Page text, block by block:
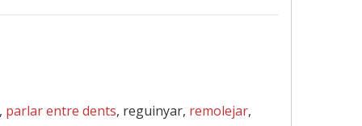
, parlar entre dents, reguinyar, remolejar,